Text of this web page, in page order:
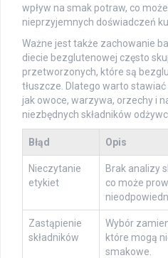
wpływ na smak potraw, co
nieprzyjemnych doświadczeń
Ważne jest także zachowanie
diecie bezglutenowej często
przetworzonych, które są
tłuszcze. Dlatego warto
jak owoce, warzywa, orzechy i
niezbędnych składników
Błąd Opis
Nieczytanie
etykiet
Brak analizy
co może
Zastąpienie
składników
Wybór
które mogą
smakowe.